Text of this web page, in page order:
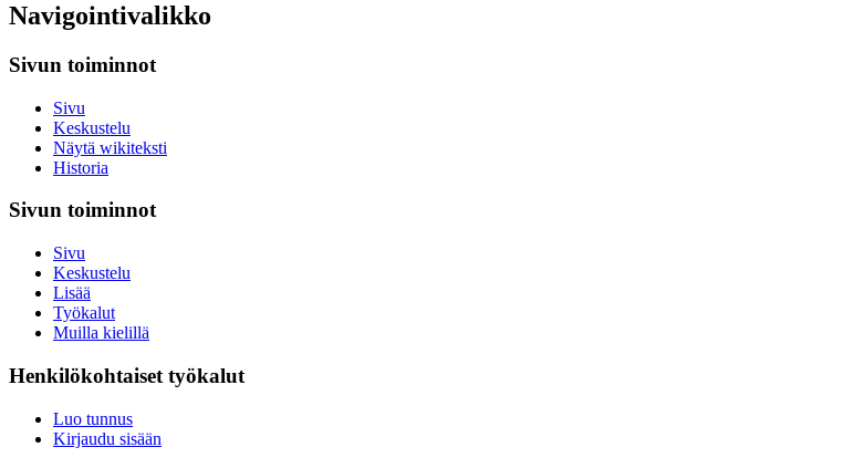
Navigointivalikko
Sivun toiminnot
Sivu
Keskustelu
Näytä wikiteksti
Historia
Sivun toiminnot
Sivu
Keskustelu
Lisää
Työkalut
Muilla kielillä
Henkilökohtaiset työkalut
Luo tunnus
Kirjaudu sisään